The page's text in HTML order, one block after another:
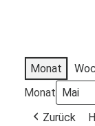
Monat
Monat
Zurück